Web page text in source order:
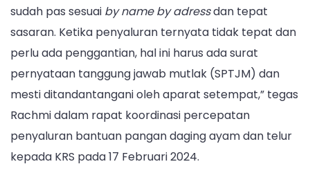
sudah pas sesuai by name by adressdan tepat
sasaran. Ketika penyaluran ternyata tidak tepat dan
perlu ada penggantian, hal ini harus ada surat
pernyataan tanggung jawab mutlak (SPTJM) dan
mesti ditandantangani oleh aparat setempat,” tegas
Rachmi dalam rapat koordinasi percepatan
penyaluran bantuan pangan daging ayam dan telur
kepada KRS pada 17 Februari 2024.